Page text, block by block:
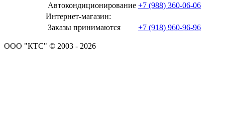
Автокондиционирование +7 (988) 360-06-06
Интернет-магазин:
Заказы принимаются
+7 (918) 960-96-96
ООО "КТС" © 2003 - 2026